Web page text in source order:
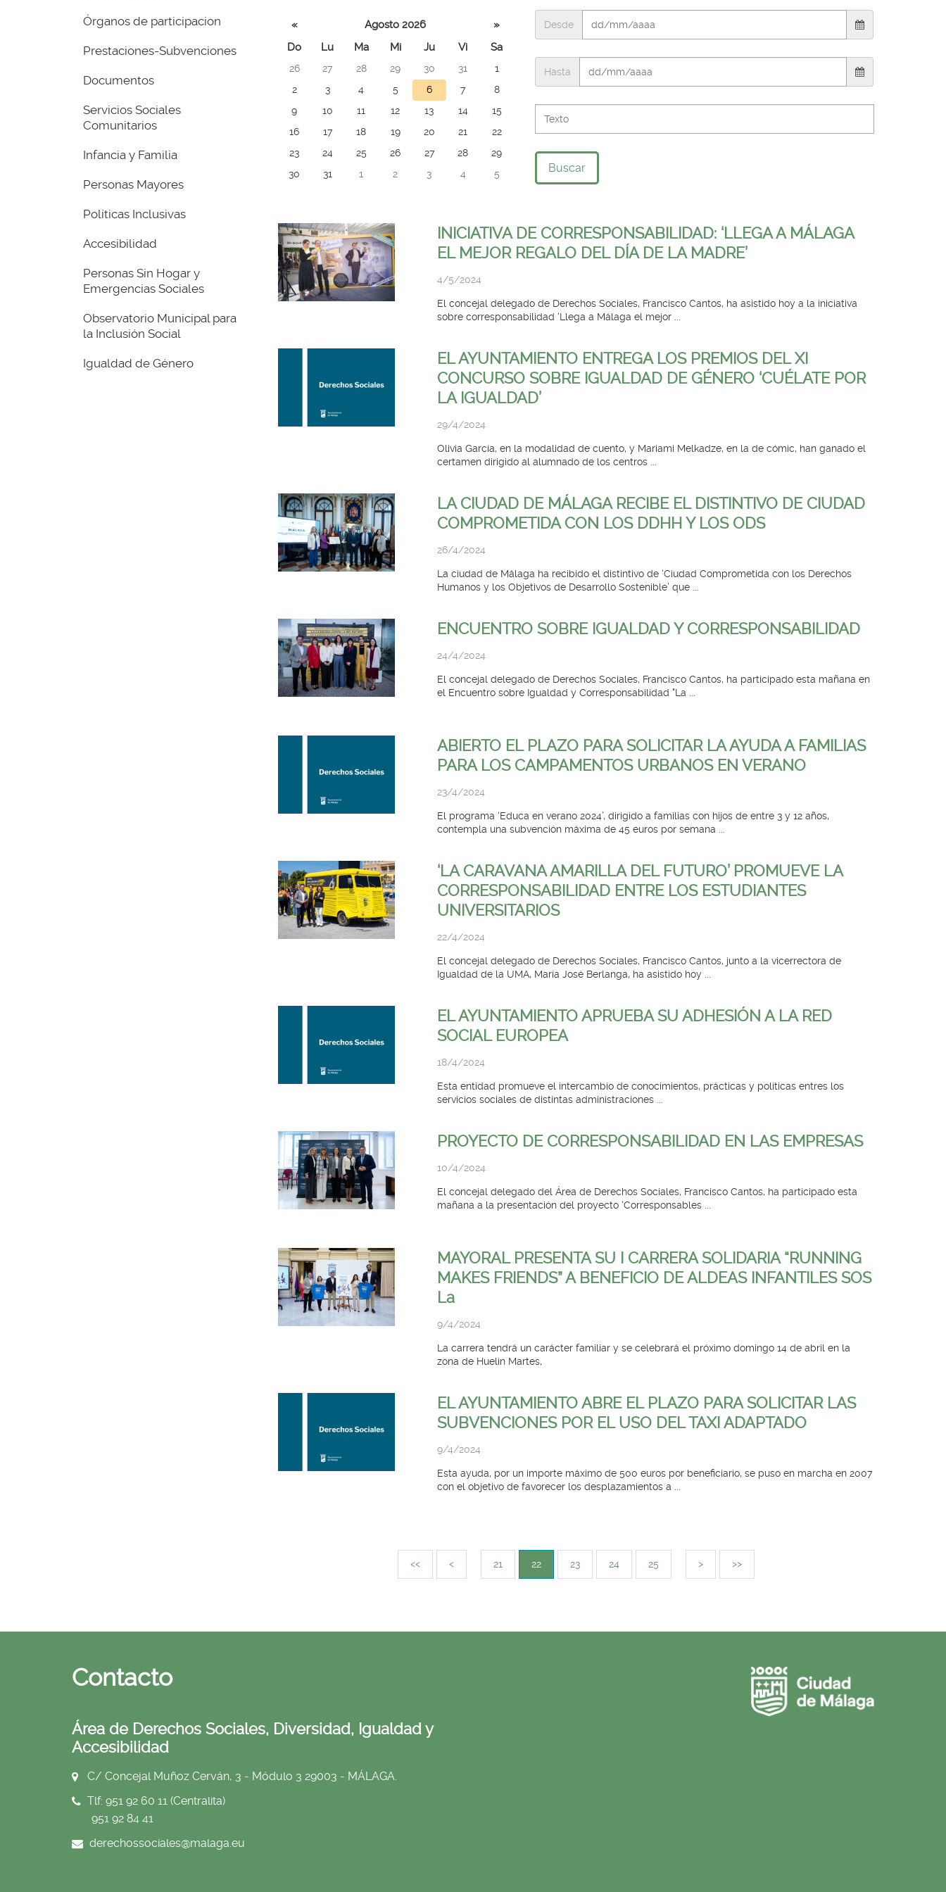
Órganos de participacion
Prestaciones-Subvenciones
Documentos
Servicios Sociales
Comunitarios
Infancia y Familia
Personas Mayores
Políticas Inclusivas
Accesibilidad
Personas Sin Hogar y
Emergencias Sociales
Observatorio Municipal para
la Inclusión Social
Igualdad de Género
Seleccione
un día para
consultar
las noticias
de ese día
« Agosto 2026
»
Do
Lu Ma Mi Ju Vi Sa
26 27 28 29 30 31
1
2
3 4 5 6 7
8
9
10 11 12 13 14
15
16
17 18 19 20 21
22
23
24 25 26 27 28
29
30
31 1 2 3 4 5
Desde
Hasta
Buscar
INICIATIVA DE CORRESPONSABILIDAD: ‘LLEGA A MÁLAGA
EL MEJOR REGALO DEL DÍA DE LA MADRE’
4/5/2024
El concejal delegado de Derechos Sociales, Francisco Cantos, ha asistido hoy a la iniciativa
sobre corresponsabilidad ‘Llega a Málaga el mejor ...
EL AYUNTAMIENTO ENTREGA LOS PREMIOS DEL XI
CONCURSO SOBRE IGUALDAD DE GÉNERO ‘CUÉLATE POR
LA IGUALDAD’
29/4/2024
Olivia García, en la modalidad de cuento, y Mariami Melkadze, en la de cómic, han ganado el
certamen dirigido al alumnado de los centros ...
LA CIUDAD DE MÁLAGA RECIBE EL DISTINTIVO DE CIUDAD
COMPROMETIDA CON LOS DDHH Y LOS ODS
26/4/2024
La ciudad de Málaga ha recibido el distintivo de ‘Ciudad Comprometida con los Derechos
Humanos y los Objetivos de Desarrollo Sostenible’ que ...
ENCUENTRO SOBRE IGUALDAD Y CORRESPONSABILIDAD
24/4/2024
El concejal delegado de Derechos Sociales, Francisco Cantos, ha participado esta mañana en
el Encuentro sobre Igualdad y Corresponsabilidad "La ...
ABIERTO EL PLAZO PARA SOLICITAR LA AYUDA A FAMILIAS
PARA LOS CAMPAMENTOS URBANOS EN VERANO
23/4/2024
El programa ‘Educa en verano 2024’, dirigido a familias con hijos de entre 3 y 12 años,
contempla una subvención máxima de 45 euros por semana ...
‘LA CARAVANA AMARILLA DEL FUTURO’ PROMUEVE LA
CORRESPONSABILIDAD ENTRE LOS ESTUDIANTES
UNIVERSITARIOS
22/4/2024
El concejal delegado de Derechos Sociales, Francisco Cantos, junto a la vicerrectora de
Igualdad de la UMA, María José Berlanga, ha asistido hoy ...
EL AYUNTAMIENTO APRUEBA SU ADHESIÓN A LA RED
SOCIAL EUROPEA
18/4/2024
Esta entidad promueve el intercambio de conocimientos, prácticas y políticas entres los
servicios sociales de distintas administraciones ...
PROYECTO DE CORRESPONSABILIDAD EN LAS EMPRESAS
10/4/2024
El concejal delegado del Área de Derechos Sociales, Francisco Cantos, ha participado esta
mañana a la presentación del proyecto ‘Corresponsables ...
MAYORAL PRESENTA SU I CARRERA SOLIDARIA “RUNNING
MAKES FRIENDS” A BENEFICIO DE ALDEAS INFANTILES SOS
La
9/4/2024
La carrera tendrá un carácter familiar y se celebrará el próximo domingo 14 de abril en la
zona de Huelin Martes,
EL AYUNTAMIENTO ABRE EL PLAZO PARA SOLICITAR LAS
SUBVENCIONES POR EL USO DEL TAXI ADAPTADO
9/4/2024
Esta ayuda, por un importe máximo de 500 euros por beneficiario, se puso en marcha en 2007
con el objetivo de favorecer los desplazamientos a ...
<< < 21 22 23 24 25 > >>
Contacto
Área de Derechos Sociales, Diversidad, Igualdad y
Accesibilidad
C/ Concejal Muñoz Cerván, 3 - Módulo 3 29003 - MÁLAGA.
Tlf: 951 92 60 11 (Centralita)
951 92 84 41
derechossociales@malaga.eu